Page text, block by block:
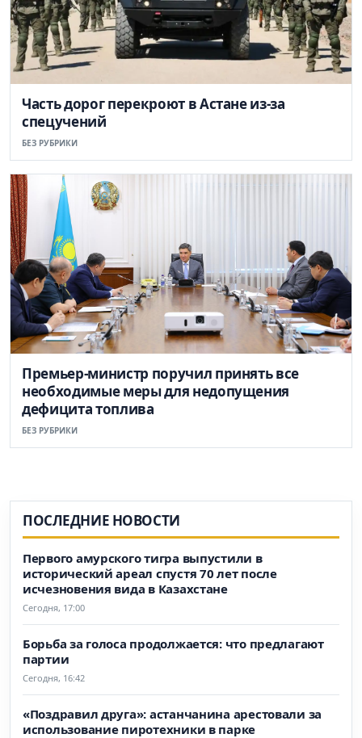
Часть дорог перекроют в Астане из-за
спецучений
БЕЗ РУБРИКИ
Премьер-министр поручил принять все
необходимые меры для недопущения
дефицита топлива
БЕЗ РУБРИКИ
ПОСЛЕДНИЕ НОВОСТИ
Первого амурского тигра выпустили в
исторический ареал спустя 70 лет после
исчезновения вида в Казахстане
Сегодня, 17:00
Борьба за голоса продолжается: что предлагают
партии
Сегодня, 16:42
«Поздравил друга»: астанчанина арестовали за
использование пиротехники в парке